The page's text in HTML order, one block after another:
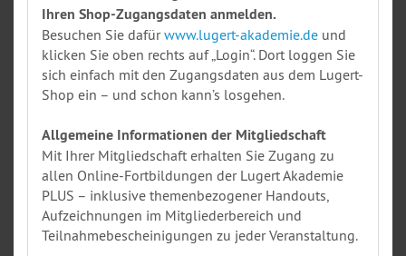
Ihren Shop-Zugangsdaten anmelden.
Besuchen Sie dafürwww.lugert-akademie.de und
klicken Sie oben rechts auf „Login“. Dort loggen Sie
sich einfach mit den Zugangsdaten aus dem Lugert-
Shop ein – und schon kann’s losgehen.
Allgemeine Informationen der Mitgliedschaft
Mit Ihrer Mitgliedschaft erhalten Sie Zugang zu
allen Online-Fortbildungen der Lugert Akademie
PLUS – inklusive themenbezogener Handouts,
Aufzeichnungen im Mitgliederbereich und
Teilnahmebescheinigungen zu jeder Veranstaltung.